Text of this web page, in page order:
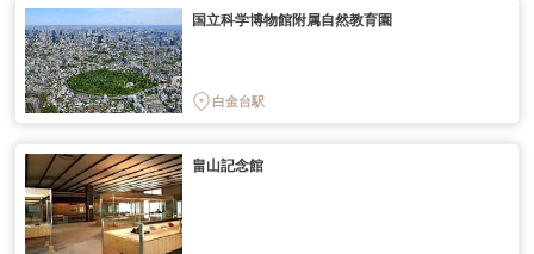
国立科学博物館附属自然教育園
白金台駅
畠山記念館